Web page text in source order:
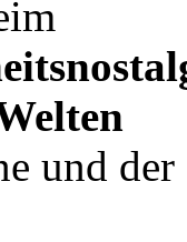
und der